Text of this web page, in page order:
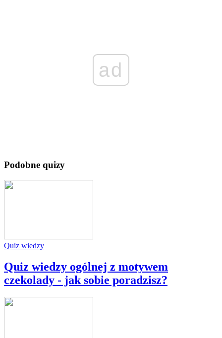
ad
Podobne quizy
Quiz wiedzy
Quiz wiedzy ogólnej z motywem
czekolady - jak sobie poradzisz?